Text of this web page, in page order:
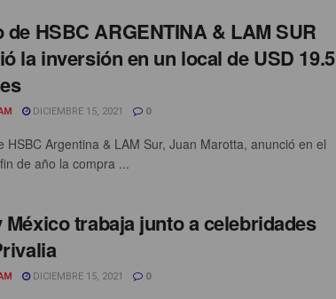
de HSBC ARGENTINA & LAM SUR
la inversión en un local de USD 19.5
DICIEMBRE 15, 2021 0
HSBC Argentina & LAM Sur, Juan Marotta, anunció en el
de año la compra ...
México trabaja junto a celebridades
DICIEMBRE 15, 2021 0